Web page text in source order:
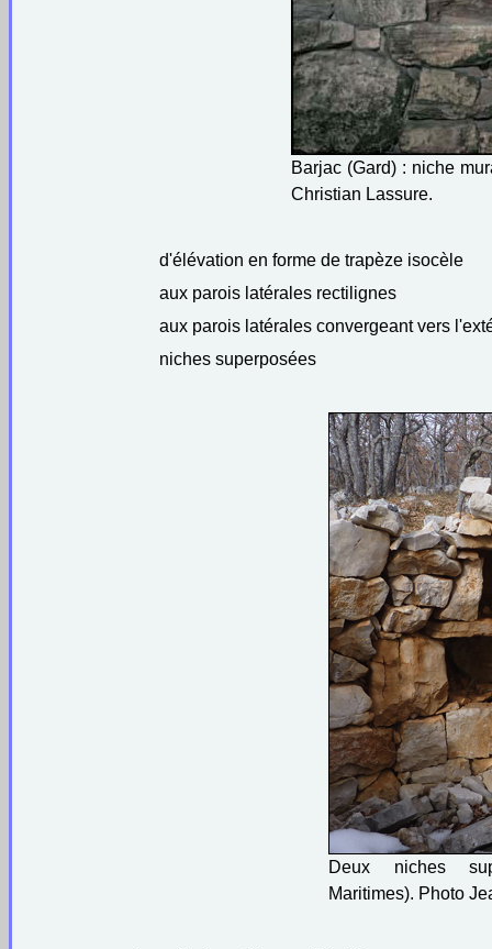
Barjac (Gard) : niche
Christian Lassure.
d'élévation en forme de trapèze isocèle
aux parois latérales rectilignes
aux parois latérales convergeant vers
niches superposées
Deux niches
Maritimes). Photo